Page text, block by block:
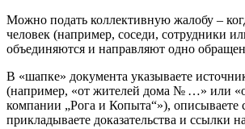
Можно подать коллективную жалобу –
человек (например, соседи, сотрудники
объединяются и направляют одно
В «шапке» документа указываете
(например, «от жителей дома № …» или
компании „Рога и Копыта“»), описываете
прикладываете доказательства и ссылки